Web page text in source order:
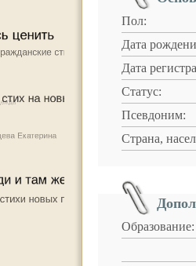
Пол:
Дата
Дата
Статус:
Псевдоним:
Страна,
Образование: